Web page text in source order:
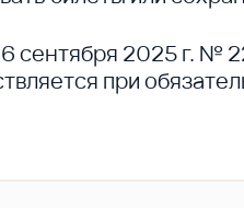
сентября 2025 г. №
при